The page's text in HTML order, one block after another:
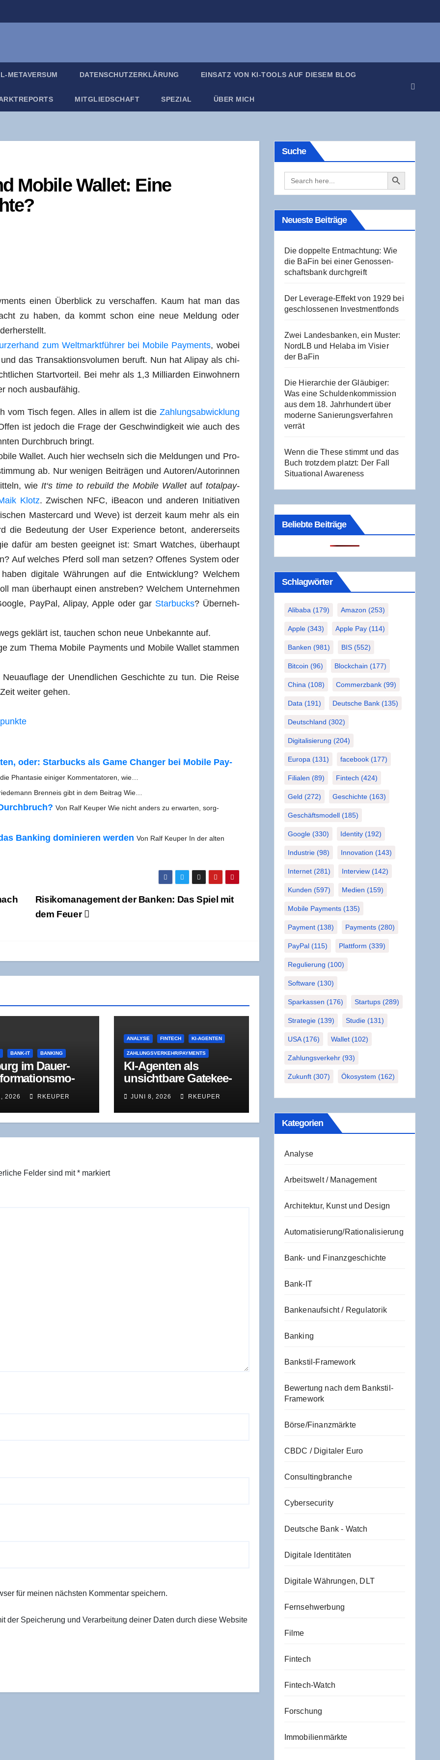
META­VER­SUM DATEN­SCHUTZ­ER­KLÄ­RUNG EIN­SATZ VON KI-TOOLS AUF DIE­SEM BLOG
MIT­GLIED­SCHAFT SPE­ZI­AL ÜBER MICH
Mobi­le Wal­let: Eine
einen Über­blick zu ver­schaf­fen. Kaum hat man das
zu haben, da kommt schon eine neue Mel­dung oder
zum Welt­markt­füh­rer bei Mobi­le Pay­ments, wobei
das Trans­ak­ti­ons­vo­lu­men beruft. Nun hat Ali­pay als chi­
Start­vor­teil. Bei mehr als 1,3 Mil­li­ar­den Ein­woh­nern
noch ausbaufähig.
vom Tisch fegen. Alles in allem ist die Zah­lungs­ab­wick­lung
ist jedoch die Fra­ge der Geschwin­dig­keit wie auch des
Durch­bruch bringt.
Wal­let. Auch hier wech­seln sich die Mel­dun­gen und Pro­
ab. Nur weni­gen Bei­trä­gen und Autoren/​Autorinnen
wieIt‘s time to rebuild the Mobi­le Wal­letauf total­pay­
Klotz. Zwi­schen NFC, iBe­a­con und ande­ren Initia­ti­ven
Mas­ter­card und Weve) ist der­zeit kaum mehr als ein
die Bedeu­tung der User Expe­ri­ence betont, ande­rer­seits
dafür am bes­ten geeig­net ist: Smart Wat­ches, über­haupt
Auf wel­ches Pferd soll man set­zen? Offe­nes Sys­tem oder
digi­ta­le Wäh­run­gen auf die Ent­wick­lung? Wel­chem
man über­haupt einen anstre­ben? Wel­chem Unter­neh­men
Pay­Pal, Ali­pay, Apple oder gar Star­bucks? Über­neh­
geklärt ist, tau­chen schon neue Unbe­kann­te auf.
zum The­ma Mobi­le Pay­ments und Mobi­le Wal­let stam­men
der Unend­li­chen Geschich­te zu tun. Die Rei­se
wei­ter gehen.
oder: Star­bucks als Game Chan­ger bei Mobi­le Pay­
Phan­ta­sie eini­ger Kom­men­ta­to­ren, wie…
Brenn­eis gibt in dem Bei­trag Wie…
Von Ralf Keu­per Wie nicht anders zu erwar­ten, sorg­
Ban­king domi­nie­ren wer­den Von Ralf Keu­per In der alten
Risi­ko­ma­nage­ment der Ban­ken: Das Spiel mit
dem Feuer
BANK-IT BANKING
im Dau­er­
2025 wirk­
2026 RKEUPER
ANALYSE FINTECH KI-AGENTEN
ZAHLUNGSVERKEHR/PAYMENTS
KI-Agen­ten als
unsicht­ba­re Gate­kee­
2040” rich­tig sieht und
was es verschweigt
JUNI 8, 2026 RKEUPER
Felder sind mit* markiert
für meinen nächsten Kommentar speichern.
der Speicherung und Verarbeitung deiner Daten durch diese Website
Suche
Search
for:
Search Button
Neu­es­te Beiträge
Die dop­pel­te Ent­mach­tung: Wie
die BaFin bei einer Genos­sen­
schafts­bank durchgreift
Der Levera­ge-Effekt von 1929 bei
geschlos­se­nen Investmentfonds
Zwei Lan­des­ban­ken, ein Mus­ter:
NordLB und Hela­ba im Visier
der BaFin
Die Hier­ar­chie der Gläu­bi­ger:
Was eine Schul­den­kom­mis­si­on
aus dem 18. Jahr­hun­dert über
moder­ne Sanie­rungs­ver­fah­ren
verrät
Wenn die The­se stimmt und das
Buch trotz­dem platzt: Der Fall
Situa­tio­nal Awareness
Beliebte Beiträge
Schlag­wör­ter
Alibaba (179) Amazon (253)
Apple(343) Apple Pay(114)
Banken (981) BIS(552)
Bitcoin (96) Blockchain (177)
China (108) Commerzbank(99)
Data (191) Deutsche Bank(135)
Deutschland (302)
Digitalisierung (204)
Europa (131) facebook(177)
Filialen (89) Fintech (424)
Geld (272) Geschichte(163)
Geschäftsmodell(185)
Google(330) Identity(192)
Industrie(98) Innovation (143)
Internet(281) Interview(142)
Kunden (597) Medien (159)
Mobile Payments(135)
Payment(138) Payments(280)
PayPal(115) Plattform (339)
Regulierung (100)
Software(130)
Sparkassen (176) Startups(289)
Strategie(139) Studie(131)
USA(176) Wallet(102)
Zahlungsverkehr(93)
Zukunft(307) Ökosystem (162)
Kate­go­rien
Analyse
Arbeitswelt / Management
Architektur, Kunst und Design
Automatisierung/Rationalisierung
Bank- und Finanzgeschichte
Bank-IT
Bankenaufsicht / Regulatorik
Banking
Bankstil-Framework
Bewertung nach dem Bankstil-
Framework
Börse/Finanzmärkte
CBDC / Digitaler Euro
Consultingbranche
Cybersecurity
Deutsche Bank - Watch
Digitale Identitäten
Digitale Währungen, DLT
Fernsehwerbung
Filme
Fintech
Fintech-Watch
Forschung
Immobilienmärkte